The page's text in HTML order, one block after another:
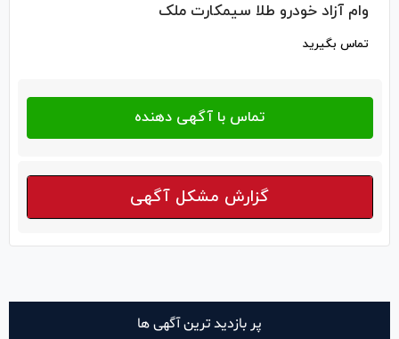
وام آزاد خودرو طلا سیمکارت ملک
تماس بگیرید
گزارش مشکل آگهی
پر بازدید ترین آگهی ها